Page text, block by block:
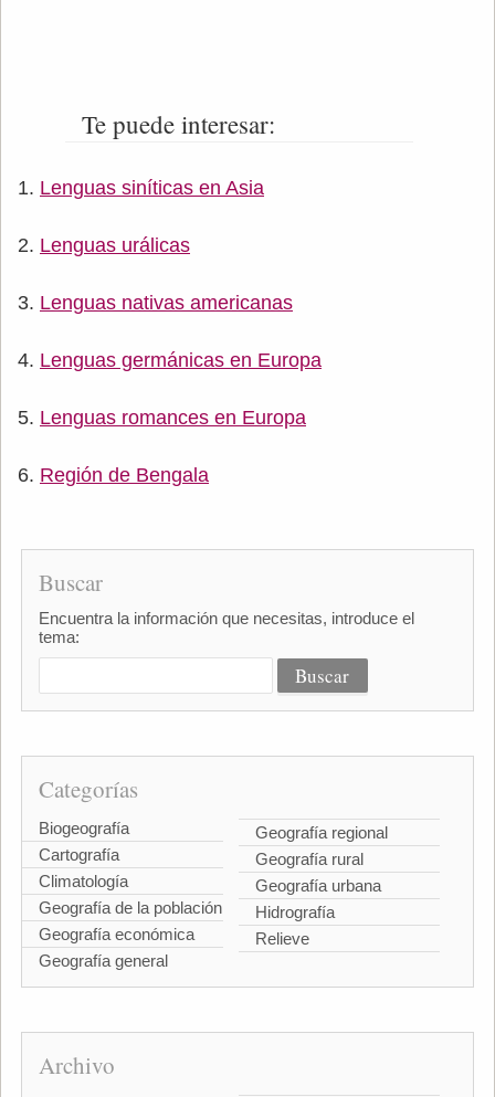
Te puede interesar:
Lenguas siníticas en Asia
Lenguas urálicas
Lenguas nativas americanas
Lenguas germánicas en Europa
Lenguas romances en Europa
Región de Bengala
Buscar
Encuentra la información que necesitas, introduce el
tema:
Categorías
Biogeografía
Cartografía
Climatología
Geografía de la población
Geografía económica
Geografía general
Geografía regional
Geografía rural
Geografía urbana
Hidrografía
Relieve
Archivo